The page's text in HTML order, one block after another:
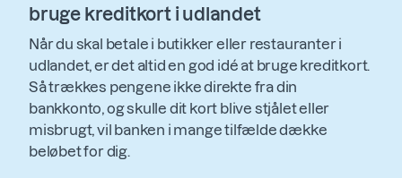
bruge kreditkort i udlandet
Når du skal betale i butikker eller restauranter i
udlandet, er det altid en god idé at bruge kreditkort.
Så trækkes pengene ikke direkte fra din
bankkonto, og skulle dit kort blive stjålet eller
misbrugt, vil banken i mange tilfælde dække
beløbet for dig.